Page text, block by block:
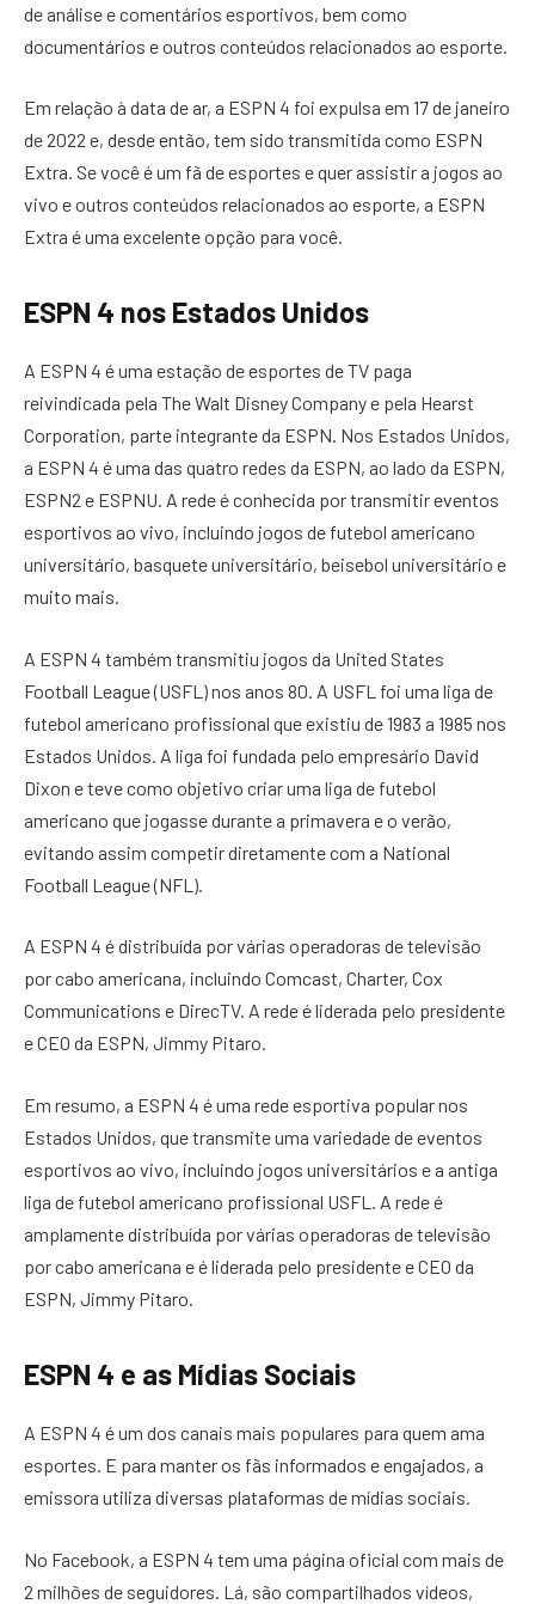
de análise e comentários esportivos, bem como
documentários e outros conteúdos relacionados ao esporte.
Em relação à data de ar, a ESPN 4 foi expulsa em 17 de janeiro
de 2022 e, desde então, tem sido transmitida como ESPN
Extra. Se você é um fã de esportes e quer assistir a jogos ao
vivo e outros conteúdos relacionados ao esporte, a ESPN
Extra é uma excelente opção para você.
ESPN 4 nos Estados Unidos
A ESPN 4 é uma estação de esportes de TV paga
reivindicada pela The Walt Disney Company e pela Hearst
Corporation, parte integrante da ESPN. Nos Estados Unidos,
a ESPN 4 é uma das quatro redes da ESPN, ao lado da ESPN,
ESPN2 e ESPNU. A rede é conhecida por transmitir eventos
esportivos ao vivo, incluindo jogos de futebol americano
universitário, basquete universitário, beisebol universitário e
muito mais.
A ESPN 4 também transmitiu jogos da United States
Football League (USFL) nos anos 80. A USFL foi uma liga de
futebol americano profissional que existiu de 1983 a 1985 nos
Estados Unidos. A liga foi fundada pelo empresário David
Dixon e teve como objetivo criar uma liga de futebol
americano que jogasse durante a primavera e o verão,
evitando assim competir diretamente com a National
Football League (NFL).
A ESPN 4 é distribuída por várias operadoras de televisão
por cabo americana, incluindo Comcast, Charter, Cox
Communications e DirecTV. A rede é liderada pelo presidente
e CEO da ESPN, Jimmy Pitaro.
Em resumo, a ESPN 4 é uma rede esportiva popular nos
Estados Unidos, que transmite uma variedade de eventos
esportivos ao vivo, incluindo jogos universitários e a antiga
liga de futebol americano profissional USFL. A rede é
amplamente distribuída por várias operadoras de televisão
por cabo americana e é liderada pelo presidente e CEO da
ESPN, Jimmy Pitaro.
ESPN 4 e as Mídias Sociais
A ESPN 4 é um dos canais mais populares para quem ama
esportes. E para manter os fãs informados e engajados, a
emissora utiliza diversas plataformas de mídias sociais.
No Facebook, a ESPN 4 tem uma página oficial com mais de
2 milhões de seguidores. Lá, são compartilhados vídeos,